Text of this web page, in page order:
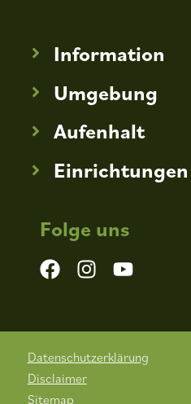
Information
Umgebung
Aufenhalt
Einrichtungen
Folge uns
Datenschutzerklärung
Disclaimer
Sitemap